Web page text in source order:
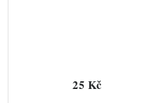
25 Kč